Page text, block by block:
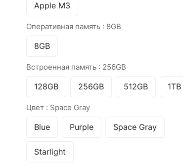
Apple M3
Оперативная память : 8GB
8GB
Встроенная память : 256GB
128GB 256GB 512GB 1TB
Цвет : Space Gray
Blue Purple Space Gray
Starlight